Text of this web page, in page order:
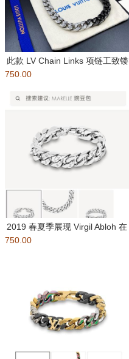
此款 LV Chain Links 项链工致镂
刻袖珍 Mon
750.00
2019 春夏季展现 Virgil Abloh 在
珠宝领域的
750.00